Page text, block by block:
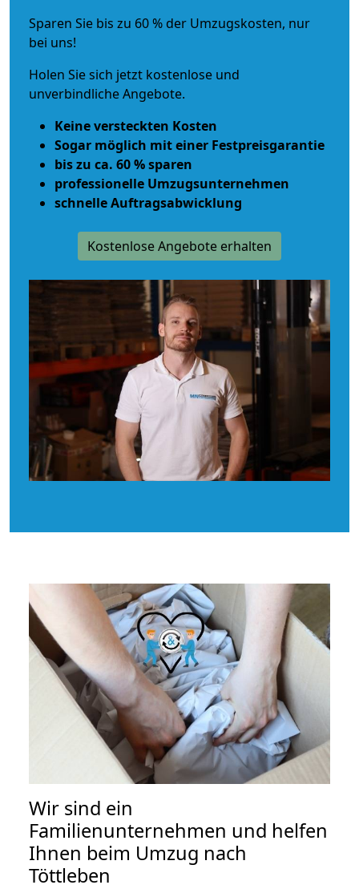
Sparen Sie bis zu 60 % der Umzugskosten, nur
bei uns!
Holen Sie sich jetzt kostenlose und
unverbindliche Angebote.
Keine versteckten Kosten
Sogar möglich mit einer Festpreisgarantie
bis zu ca. 60 % sparen
professionelle Umzugsunternehmen
schnelle Auftragsabwicklung
Kostenlose Angebote erhalten
Wir sind ein
Familienunternehmen und helfen
Ihnen beim Umzug nach
Töttleben